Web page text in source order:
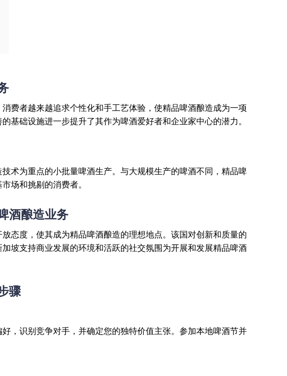
费者越来越追求个性化和手工艺体验，使精品啤酒酿造成为一项
基础设施进一步提升了其作为啤酒爱好者和企业家中心的潜力。
术为重点的小批量啤酒生产。与大规模生产的啤酒不同，精品啤
场和挑剔的消费者。
酒酿造业务
态度，使其成为精品啤酒酿造的理想地点。该国对创新和质量的
坡支持商业发展的环境和活跃的社交氛围为开展和发展精品啤酒
骤
，识别竞争对手，并确定您的独特价值主张。参加本地啤酒节并